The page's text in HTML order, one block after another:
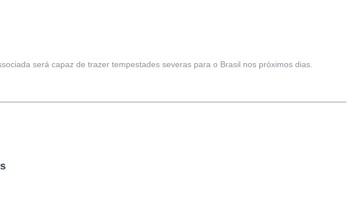
será capaz de trazer tempestades severas para o Brasil nos próximos dias.